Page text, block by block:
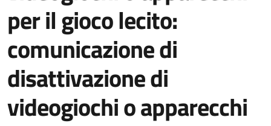
per il gioco lecito:
comunicazione di
disattivazione di
videogiochi o apparecchi